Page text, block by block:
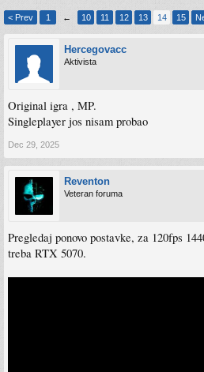
< Prev 1 ← 10 11 12 13 14 15
Hercegovacc
Aktivista
Original igra , MP.
Singleplayer jos nisam probao
Dec 29, 2025
Reventon
Veteran foruma
Pregledaj ponovo postavke, za 120fps
treba RTX 5070.